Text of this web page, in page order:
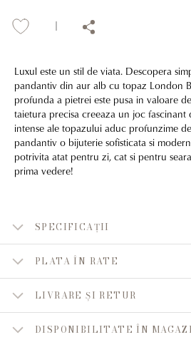
Luxul este un stil de viata. Descopera
pandantiv din aur alb cu topaz London
profunda a pietrei este pusa in valoare
taietura precisa creeaza un joc fascinant
intense ale topazului aduc profunzime
pandantiv o bijuterie sofisticata si
potrivita atat pentru zi, cat si pentru
prima vedere!
SPECIFICAȚII
PLATA ÎN RATE
LIVRARE ȘI RETUR
DISPONIBILITATE ÎN